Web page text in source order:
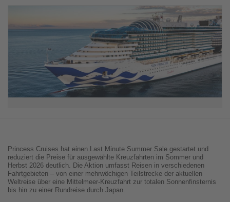
Princess Cruises hat einen Last Minute Summer Sale gestartet und
reduziert die Preise für ausgewählte Kreuzfahrten im Sommer und
Herbst 2026 deutlich. Die Aktion umfasst Reisen in verschiedenen
Fahrtgebieten – von einer mehrwöchigen Teilstrecke der aktuellen
Weltreise über eine Mittelmeer-Kreuzfahrt zur totalen Sonnenfinsternis
bis hin zu einer Rundreise durch Japan.